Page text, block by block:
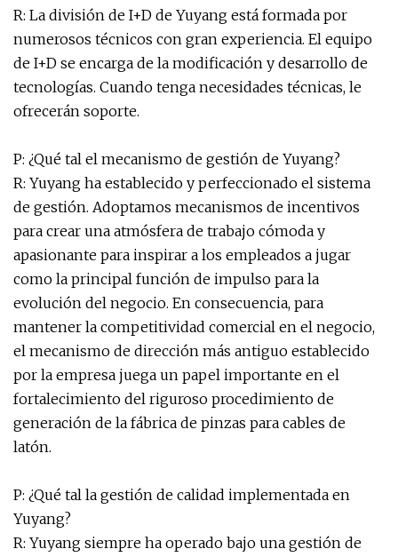
R: La división de I+D de Yuyang está formada por
numerosos técnicos con gran experiencia. El equipo
de I+D se encarga de la modificación y desarrollo de
tecnologías. Cuando tenga necesidades técnicas, le
ofrecerán soporte.
P: ¿Qué tal el mecanismo de gestión de Yuyang?
R: Yuyang ha establecido y perfeccionado el sistema
de gestión. Adoptamos mecanismos de incentivos
para crear una atmósfera de trabajo cómoda y
apasionante para inspirar a los empleados a jugar
como la principal función de impulso para la
evolución del negocio. En consecuencia, para
mantener la competitividad comercial en el negocio,
el mecanismo de dirección más antiguo establecido
por la empresa juega un papel importante en el
fortalecimiento del riguroso procedimiento de
generación de la fábrica de pinzas para cables de
latón.
P: ¿Qué tal la gestión de calidad implementada en
Yuyang?
R: Yuyang siempre ha operado bajo una gestión de